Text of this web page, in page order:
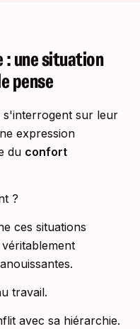
une situation
pense
s'interrogent sur leur
expression
du confort
?
ces situations
travail.
avec sa hiérarchie.